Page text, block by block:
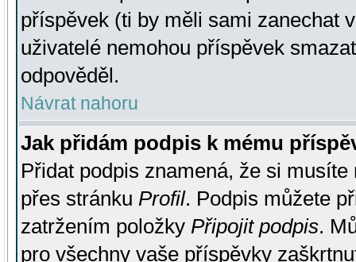
příspěvek (ti by měli sami zanechat
uživatelé nemohou příspěvek
odpověděl.
Návrat nahoru
Jak přidám podpis k mému
Přidat podpis znamená, že si
přes stránku Profil. Podpis můžete
zatržením položky Připojit podpis.
pro všechny vaše příspěvky